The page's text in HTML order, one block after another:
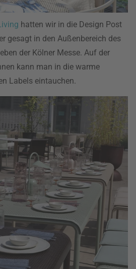
hatten wir in die Design Post
gesagt in den Außenbereich des
der Kölner Messe. Auf der
kann man in die warme
Labels eintauchen.